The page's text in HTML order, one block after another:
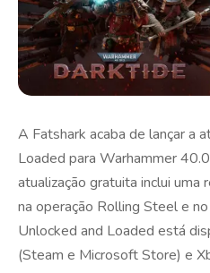
A Fatshark acaba de lançar a
Loaded para Warhammer
atualização gratuita inclui uma
na operação Rolling Steel e
Unlocked and Loaded está
(Steam e Microsoft Store) e